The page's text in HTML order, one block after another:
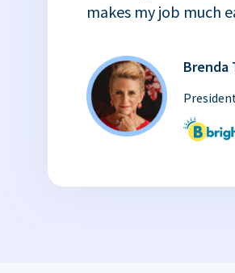
makes my job much
Brenda